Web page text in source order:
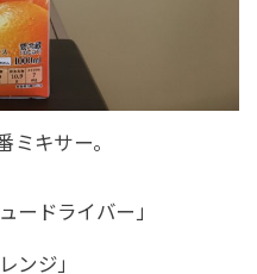
ミキサー。
ードライバー」
ンジ」